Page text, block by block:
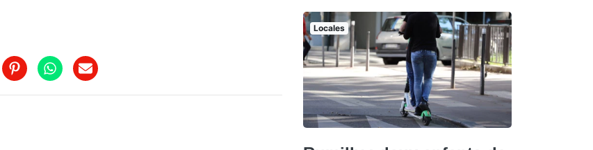
Locales